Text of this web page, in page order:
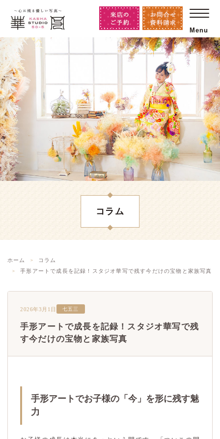
Menu
コラム
ホーム
コラム
手形アートで成長を記録！スタジオ華写で残す今だけの宝物と家族写真
2026年3月1日 七五三
手形アートで成長を記録！スタジオ華写で残
す今だけの宝物と家族写真
手形アートでお子様の「今」を形に残す魅
力